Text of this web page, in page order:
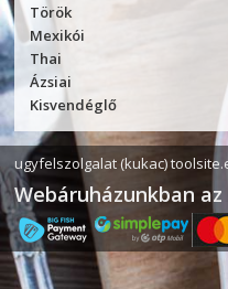
Török
Mexikói
Thai
Ázsiai
Kisvendéglő
ugyfelszolgalat (kukac)
Webáruházunkban